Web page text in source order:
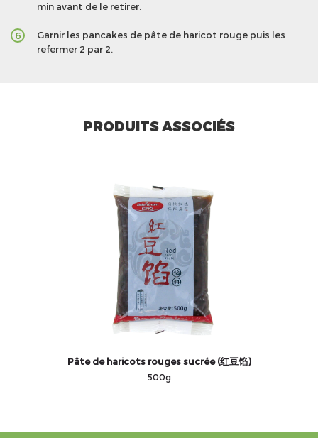
min avant de le retirer.
6
Garnir les pancakes de pâte de haricot rouge puis les
refermer 2 par 2.
PRODUITS ASSOCIÉS
Pâte de haricots rouges sucrée (红豆馅)
500g